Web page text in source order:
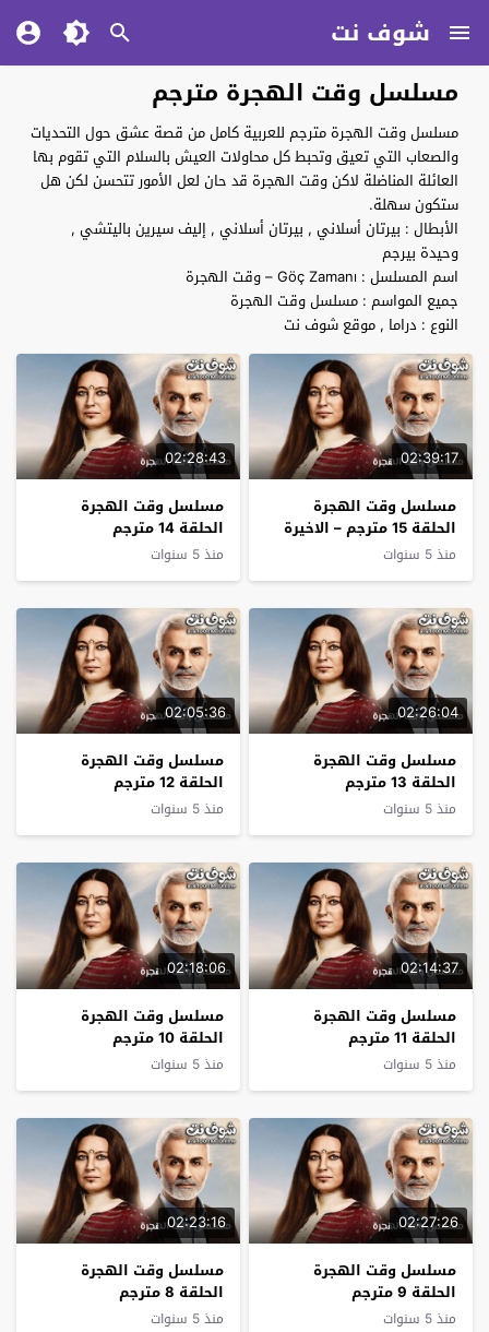
شوف نت
مسلسل وقت الهجرة مترجم
مسلسل وقت الهجرة مترجم للعربية كامل من قصة عشق حول التحديات
والصعاب التي تعيق وتحبط كل محاولات العيش بالسلام التي تقوم بها
العائلة المناضلة لاكن وقت الهجرة قد حان لعل الأمور تتحسن لكن هل
ستكون سهلة.
الأبطال : بيرتان أسلاني , بيرتان أسلاني , إليف سيرين باليتشي ,
وحيدة بيرجم
اسم المسلسل : Göç Zamanı – وقت الهجرة
جميع المواسم : مسلسل وقت الهجرة
النوع : دراما , موقع شوف نت
02:39:17
مسلسل وقت الهجرة
الحلقة 15 مترجم – الاخيرة
منذ 5 سنوات
02:28:43
مسلسل وقت الهجرة
الحلقة 14 مترجم
منذ 5 سنوات
02:26:04
مسلسل وقت الهجرة
الحلقة 13 مترجم
منذ 5 سنوات
02:05:36
مسلسل وقت الهجرة
الحلقة 12 مترجم
منذ 5 سنوات
02:14:37
مسلسل وقت الهجرة
الحلقة 11 مترجم
منذ 5 سنوات
02:18:06
مسلسل وقت الهجرة
الحلقة 10 مترجم
منذ 5 سنوات
02:27:26
مسلسل وقت الهجرة
الحلقة 9 مترجم
منذ 5 سنوات
02:23:16
مسلسل وقت الهجرة
الحلقة 8 مترجم
منذ 5 سنوات